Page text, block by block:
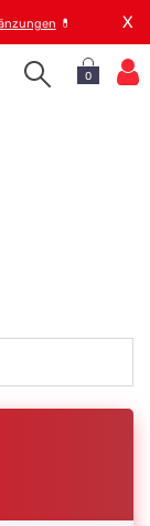
💊 X
0